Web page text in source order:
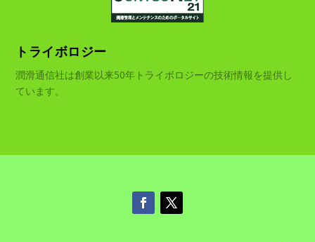
トライボロジー
潤滑通信社は創業以来50年トライボロジーの技術情報を提供し
ています。